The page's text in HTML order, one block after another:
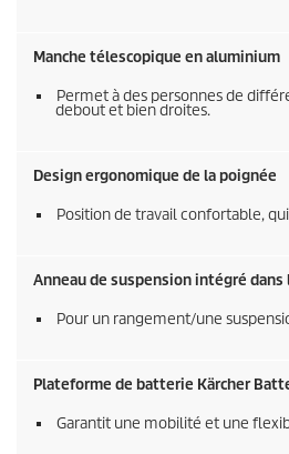
Manche télescopique en aluminium
Permet à des personnes de
debout et bien droites.
Design ergonomique de la poignée
Position de travail confortable,
Anneau de suspension intégré dans
Pour un rangement/une
Plateforme de batterie Kärcher
Garantit une mobilité et une